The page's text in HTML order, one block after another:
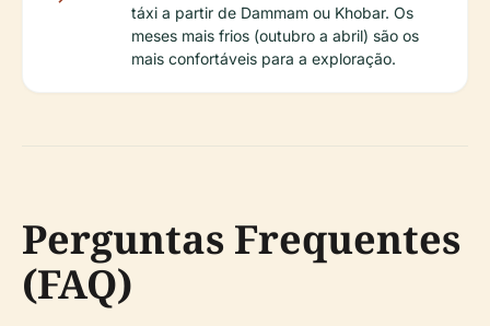
táxi a partir de Dammam ou Khobar. Os
meses mais frios (outubro a abril) são os
mais confortáveis para a exploração.
Perguntas Frequentes
(FAQ)